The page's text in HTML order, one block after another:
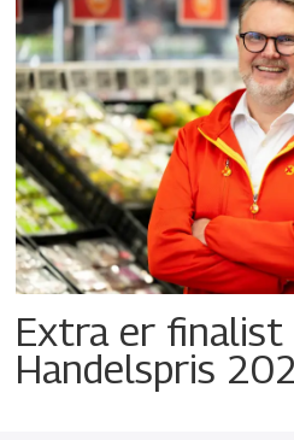
Extra er
Handelspris